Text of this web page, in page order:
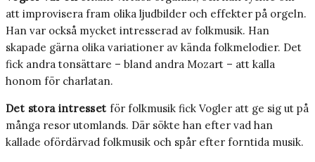
att improvisera fram olika ljudbilder och effekter på orgeln.
Han var också mycket intresserad av folkmusik. Han
skapade gärna olika variationer av kända folkmelodier. Det
fick andra tonsättare – bland andra Mozart – att kalla
honom för charlatan.
Det stora intresset för folkmusik fick Vogler att ge sig ut på
många resor utomlands. Där sökte han efter vad han
kallade ofördärvad folkmu­sik och spår efter forntida musik.